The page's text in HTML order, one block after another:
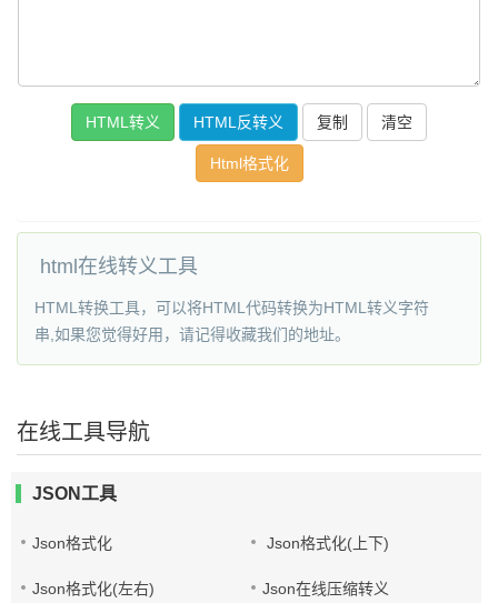
复制 清空
Html格式化
html在线转义工具
HTML转换工具，可以将HTML代码转换为HTML转义字符
串,如果您觉得好用，请记得收藏我们的地址。
在线工具导航
JSON工具
Json格式化 Json格式化(上下)
Json格式化(左右) Json在线压缩转义